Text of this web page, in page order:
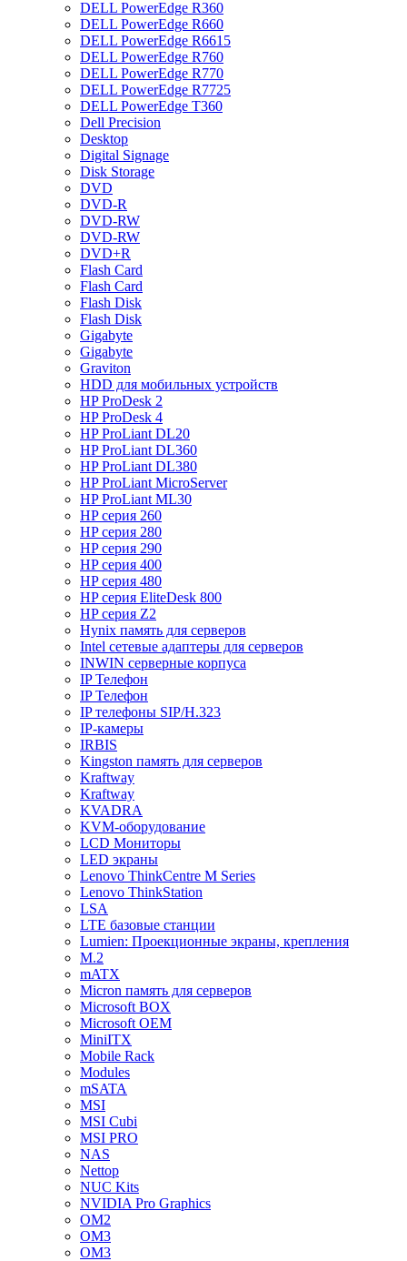
DELL PowerEdge R360
DELL PowerEdge R660
DELL PowerEdge R6615
DELL PowerEdge R760
DELL PowerEdge R770
DELL PowerEdge R7725
DELL PowerEdge T360
Dell Precision
Desktop
Digital Signage
Disk Storage
DVD
DVD-R
DVD-RW
DVD-RW
DVD+R
Flash Card
Flash Card
Flash Disk
Flash Disk
Gigabyte
Gigabyte
Graviton
HDD для мобильных устройств
HP ProDesk 2
HP ProDesk 4
HP ProLiant DL20
HP ProLiant DL360
HP ProLiant DL380
HP ProLiant MicroServer
HP ProLiant ML30
HP серия 260
HP серия 280
HP серия 290
HP серия 400
HP серия 480
HP серия EliteDesk 800
HP серия Z2
Hynix память для серверов
Intel сетевые адаптеры для серверов
INWIN серверные корпуса
IP Телефон
IP Телефон
IP телефоны SIP/H.323
IP-камеры
IRBIS
Kingston память для серверов
Kraftway
Kraftway
KVADRA
KVM-оборудование
LCD Мониторы
LED экраны
Lenovo ThinkCentre M Series
Lenovo ThinkStation
LSA
LTE базовые станции
Lumien: Проекционные экраны, крепления
M.2
mATX
Micron память для серверов
Microsoft BOX
Microsoft OEM
MiniITX
Mobile Rack
Modules
mSATA
MSI
MSI Cubi
MSI PRO
NAS
Nettop
NUC Kits
NVIDIA Pro Graphics
OM2
OM3
OM3